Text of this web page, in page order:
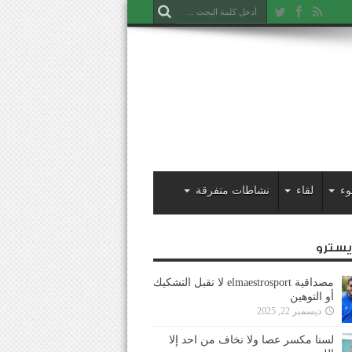
لقاء نشاطات متفرقة
مصداقية elmaestrosport لا تقبل التشكيك
أو التوهين
ديسمبر 22, 2025
لسنا مكسر عصا ولا نخاف من احد إلا